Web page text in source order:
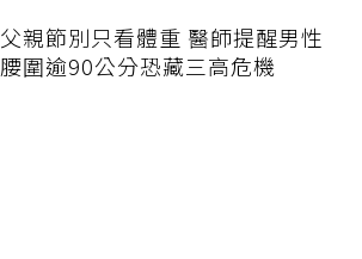
父親節別只看體重 醫師提醒男性
腰圍逾90公分恐藏三高危機